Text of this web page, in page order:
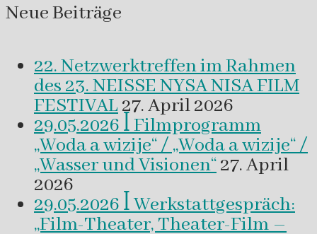
Neue Beiträge
22. Netzwerktreffen im Rahmen
des 23. NEISSE NYSA NISA FILM
FESTIVAL27. April 2026
29.05.2026 ꟾ Filmprogramm
„Woda a wizije“ / „Woda a wizije“ /
„Wasser und Visionen“27. April
2026
29.05.2026 ꟾ Werkstattgespräch:
„Film-Theater, Theater-Film –